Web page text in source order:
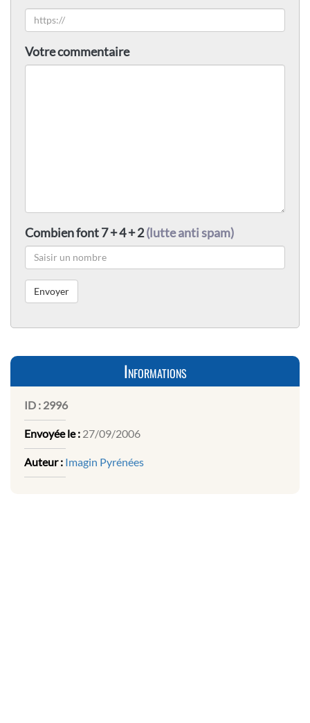
Votre commentaire
Combien font 7 + 4 + 2(lutte anti spam)
Informations
ID : 2996
Envoyée le : 27/09/2006
Auteur : Imagin Pyrénées